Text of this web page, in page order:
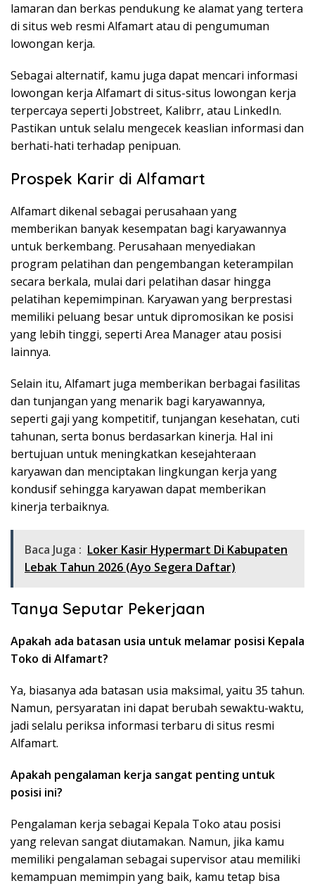
lamaran dan berkas pendukung ke alamat yang tertera
di situs web resmi Alfamart atau di pengumuman
lowongan kerja.
Sebagai alternatif, kamu juga dapat mencari informasi
lowongan kerja Alfamart di situs-situs lowongan kerja
terpercaya seperti Jobstreet, Kalibrr, atau LinkedIn.
Pastikan untuk selalu mengecek keaslian informasi dan
berhati-hati terhadap penipuan.
Prospek Karir di Alfamart
Alfamart dikenal sebagai perusahaan yang
memberikan banyak kesempatan bagi karyawannya
untuk berkembang. Perusahaan menyediakan
program pelatihan dan pengembangan keterampilan
secara berkala, mulai dari pelatihan dasar hingga
pelatihan kepemimpinan. Karyawan yang berprestasi
memiliki peluang besar untuk dipromosikan ke posisi
yang lebih tinggi, seperti Area Manager atau posisi
lainnya.
Selain itu, Alfamart juga memberikan berbagai fasilitas
dan tunjangan yang menarik bagi karyawannya,
seperti gaji yang kompetitif, tunjangan kesehatan, cuti
tahunan, serta bonus berdasarkan kinerja. Hal ini
bertujuan untuk meningkatkan kesejahteraan
karyawan dan menciptakan lingkungan kerja yang
kondusif sehingga karyawan dapat memberikan
kinerja terbaiknya.
Baca Juga : Loker Kasir Hypermart Di Kabupaten
Lebak Tahun 2026 (Ayo Segera Daftar)
Tanya Seputar Pekerjaan
Apakah ada batasan usia untuk melamar posisi Kepala
Toko di Alfamart?
Ya, biasanya ada batasan usia maksimal, yaitu 35 tahun.
Namun, persyaratan ini dapat berubah sewaktu-waktu,
jadi selalu periksa informasi terbaru di situs resmi
Alfamart.
Apakah pengalaman kerja sangat penting untuk
posisi ini?
Pengalaman kerja sebagai Kepala Toko atau posisi
yang relevan sangat diutamakan. Namun, jika kamu
memiliki pengalaman sebagai supervisor atau memiliki
kemampuan memimpin yang baik, kamu tetap bisa